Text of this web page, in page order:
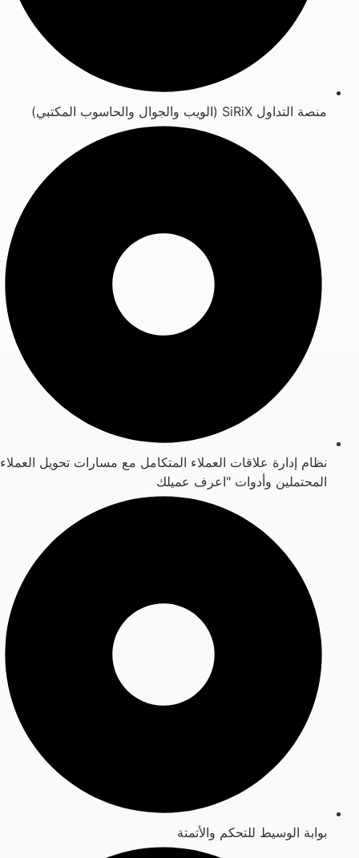
منصة التداول SiRiX (الويب والجوال والحاسوب المكتبي)
نظام إدارة علاقات العملاء المتكامل مع مسارات تحويل العملاء
المحتملين وأدوات "اعرف عميلك
بوابة الوسيط للتحكم والأتمتة